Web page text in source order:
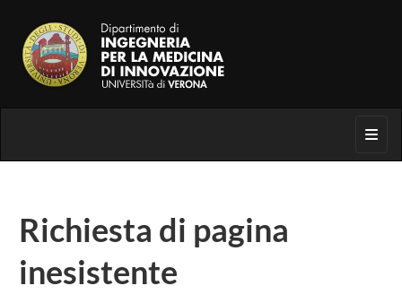
Richiesta di pagina
inesistente